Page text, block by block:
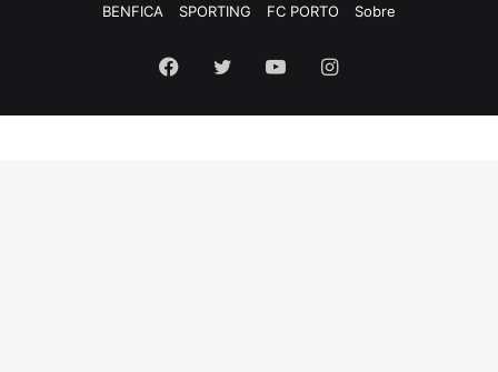
BENFICA
SPORTING FC PORTO Sobre
Facebook
TwitterYouTubeInstagram